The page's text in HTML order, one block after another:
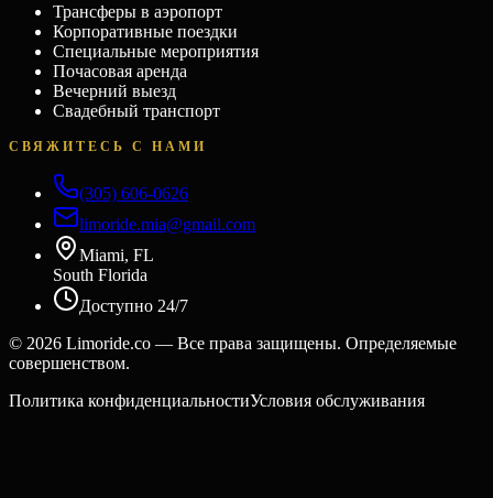
Трансферы в аэропорт
Корпоративные поездки
Специальные мероприятия
Почасовая аренда
Вечерний выезд
Свадебный транспорт
СВЯЖИТЕСЬ С НАМИ
(305) 606-0626
limoride.mia@gmail.com
Miami, FL
South Florida
Доступно 24/7
© 2026 Limoride.co — Все права защищены. Определяемые
совершенством.
Политика конфиденциальностиУсловия обслуживания